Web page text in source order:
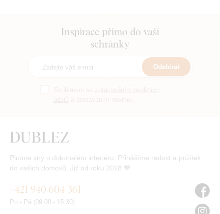
Inspirace přímo do vaší
schránky
Odebírat
Plníme sny o dokonalém interiéru. Přinášíme radost a požitek
do vašich domovů. Již od roku 2018 🧡
+421 940 604 361
Po - Pá (09:00 - 15:30)